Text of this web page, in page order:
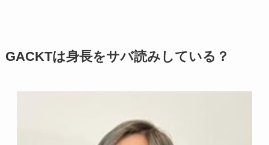
GACKTは身長をサバ読みしている？